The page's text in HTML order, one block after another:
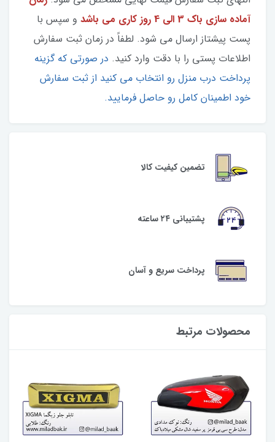
آماده سازی باک 3 الی 4 روز کاری می باشد
و سپس با
پست پیشتاز ارسال می شود. لطفاً در زمان ثبت سفارش
اطلاعات پستی را با دقت وارد کنید. در صورتی که گزینه
پرداخت درب منزل رو انتخاب می کنید از ثبت سفارش
خود اطمینان کامل رو حاصل فرمایید.
تضمین کیفیت کالا
پشتیبانی ۲۴ ساعته
پرداخت سریع و آسان
محصولات مرتبط